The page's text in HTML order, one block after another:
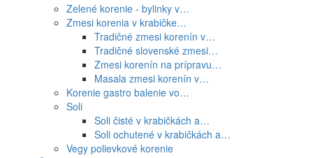
Zelené korenie - bylinky v…
Zmesi korenia v krabičke…
Tradičné zmesi korenín v…
Tradičné slovenské zmesi…
Zmesi korenín na prípravu…
Masala zmesi korenín v…
Korenie gastro balenie vo…
Soli
Soli čisté v krabičkách a…
Soli ochutené v krabičkách a…
Vegy polievkové korenie